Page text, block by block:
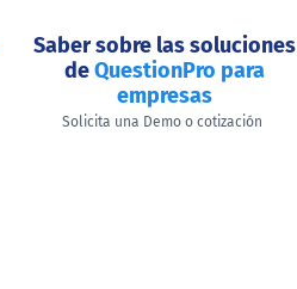
Saber sobre las soluciones
deQuestionPro para
empresas
Solicita una Demo o cotización